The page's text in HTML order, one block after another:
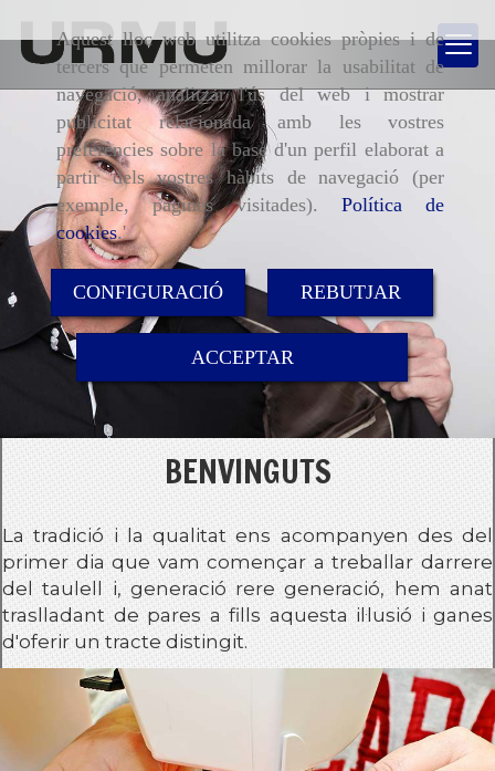
Aquest lloc web utilitza cookies pròpies i de
tercers que permeten millorar la usabilitat de
navegació, analitzar l'ús del web i mostrar
publicitat relacionada amb les vostres
preferències sobre la base d'un perfil elaborat a
partir dels vostres hàbits de navegació (per
exemple, pàgines visitades). Política de
cookies.'
CONFIGURACIÓ REBUTJAR
ACCEPTAR
Vestuari laboral a
BENVINGUTS
La tradició i la qualitat ens acompanyen des del
primer dia que vam començar a treballar darrere
del taulell i, generació rere generació, hem anat
traslladant de pares a fills aquesta il·lusió i ganes
d'oferir un tracte distingit.